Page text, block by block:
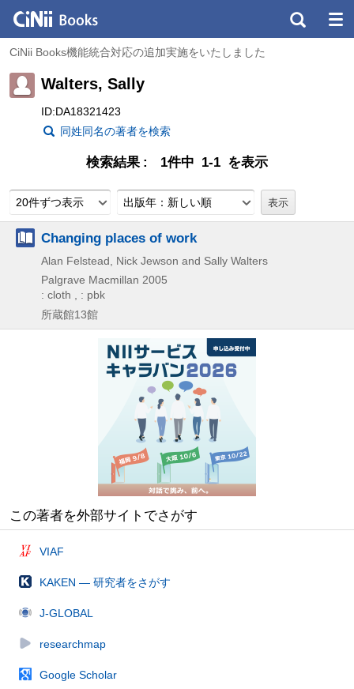
CiNii Books機能統合対応の追加実施をいたしました
Walters, Sally
ID:DA18321423
同姓同名の著者を検索
検索結果 1件中 1-1 を表示
20件ずつ表示 出版年：新しい順
Changing places of work
Alan Felstead, Nick Jewson and Sally Walters
Palgrave Macmillan 2005
: cloth , : pbk
所蔵館13館
この著者を外部サイトでさがす
VIAF
KAKEN — 研究者をさがす
J-GLOBAL
researchmap
Google Scholar